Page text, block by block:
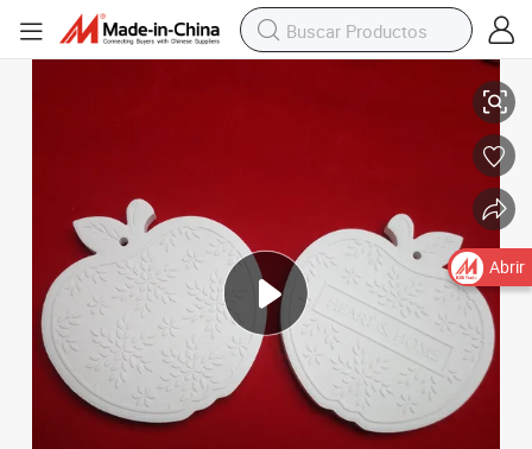
Placa de aroma de cerámica porosa con patrón de manzana colgando
Abrir